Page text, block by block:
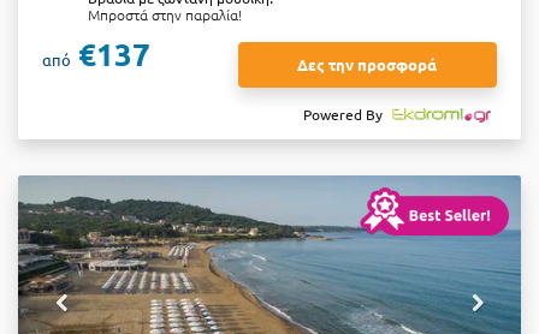
Μπροστά στην παραλία!
από €137 Δες την προσφορά
Powered By